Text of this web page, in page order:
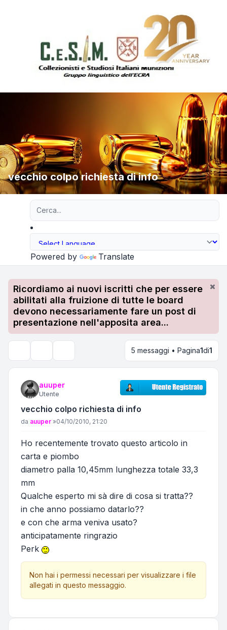
vecchio colpo richiesta di info
Powered by Translate
Ricordiamo ai nuovi iscritti che per essere
abilitati alla fruizione di tutte le board
devono necessariamente fare un post di
presentazione nell'apposita area...
5 messaggi • Pagina1di1
auuper
Utente
vecchio colpo richiesta di info
Messaggio
da auuper »04/10/2010, 21:20
Ho recentemente trovato questo articolo in
carta e piombo
diametro palla 10,45mm lunghezza totale 33,3
mm
Qualche esperto mi sà dire di cosa si tratta??
in che anno possiamo datarlo??
e con che arma veniva usato?
anticipatamente ringrazio
Perk
Non hai i permessi necessari per visualizzare i file
allegati in questo messaggio.